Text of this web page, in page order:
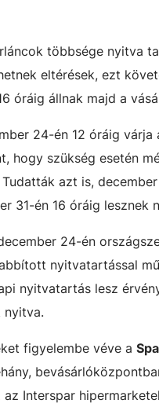
többsége nyitva
eltérések, ezt
óráig állnak majd a
24-én 12 óráig
hogy szükség esetén
azt is,
31-én 16 óráig lesznek
24-én
nyitvatartással
nyitvatartás lesz
nyitva.
figyelembe véve a
Interspar